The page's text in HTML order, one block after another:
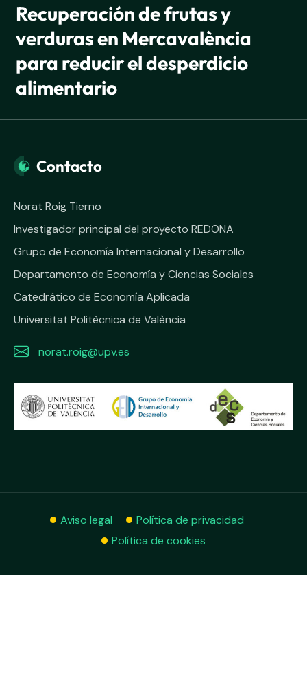
Recuperación de frutas y
verduras en Mercavalència
para reducir el desperdicio
alimentario
Contacto
Norat Roig Tierno
Investigador principal del proyecto REDONA
Grupo de Economía Internacional y Desarrollo
Departamento de Economía y Ciencias Sociales
Catedrático de Economía Aplicada
Universitat Politècnica de València
norat.roig@upv.es
Aviso legal
Política de privacidad
Política de cookies